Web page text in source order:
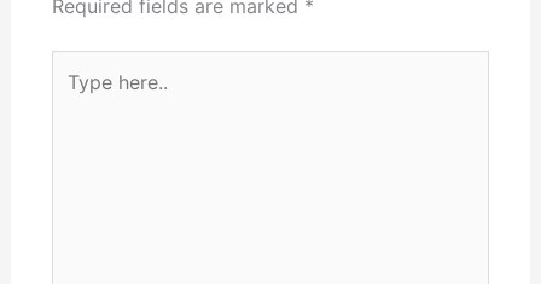
Required fields are marked *
here..